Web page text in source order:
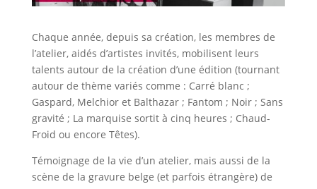
Chaque année, depuis sa création, les membres de
l’atelier, aidés d’artistes invités, mobilisent leurs
talents autour de la création d’une édition (tournant
autour de thème variés comme : Carré blanc ;
Gaspard, Melchior et Balthazar ; Fantom ; Noir ; Sans
gravité ; La marquise sortit à cinq heures ; Chaud-
Froid ou encore Têtes).
Témoignage de la vie d’un atelier, mais aussi de la
scène de la gravure belge (et parfois étrangère) de